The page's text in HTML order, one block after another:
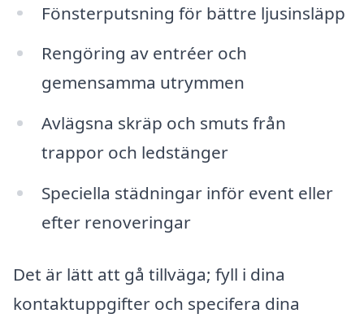
Fönsterputsning för bättre ljusinsläpp
Rengöring av entréer och
gemensamma utrymmen
Avlägsna skräp och smuts från
trappor och ledstänger
Speciella städningar inför event eller
efter renoveringar
Det är lätt att gå tillväga; fyll i dina
kontaktuppgifter och specifera dina